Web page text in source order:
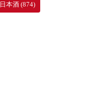
日本酒 (874)